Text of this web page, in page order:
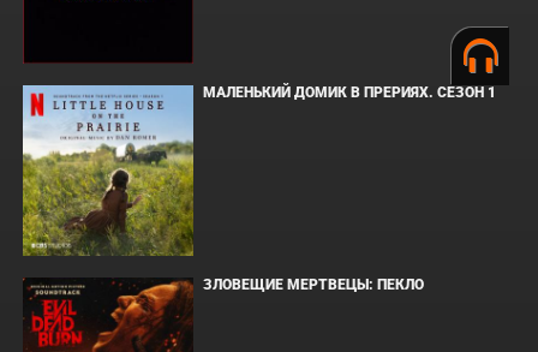
МАЛЕНЬКИЙ ДОМИК В ПРЕРИЯХ. СЕЗОН 1
ЗЛОВЕЩИЕ МЕРТВЕЦЫ: ПЕКЛО